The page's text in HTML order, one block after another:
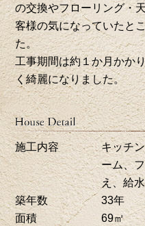
の交換やフローリング・
客様の気になっていたと
た。
工事期間は約１か月かか
く綺麗になりました。
施工内容
キッチ
ーム、
え、給
築年数
33年
面積
69㎡